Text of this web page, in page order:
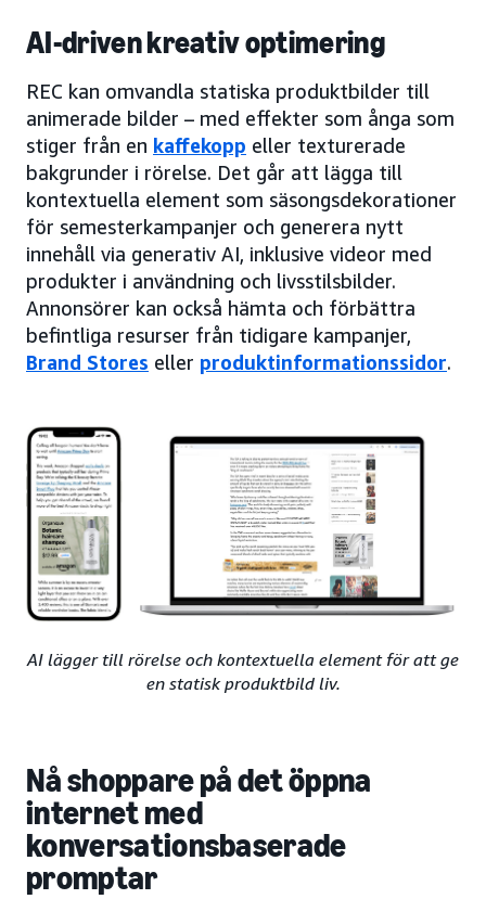
AI-driven kreativ optimering
REC kan omvandla statiska produktbilder till
animerade bilder – med effekter som ånga som
stiger från en kaffekopp eller texturerade
bakgrunder i rörelse. Det går att lägga till
kontextuella element som säsongsdekorationer
för semesterkampanjer och generera nytt
innehåll via generativ AI, inklusive videor med
produkter i användning och livsstilsbilder.
Annonsörer kan också hämta och förbättra
befintliga resurser från tidigare kampanjer,
Brand Stores eller produktinformationssidor.
AI lägger till rörelse och kontextuella element för att ge
en statisk produktbild liv.
Nå shoppare på det öppna
internet med
konversationsbaserade
promptar